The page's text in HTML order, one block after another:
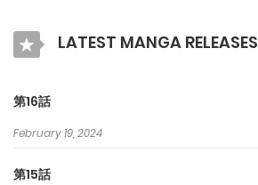
LATEST MANGA RELEASES
第16話
February 19, 2024
第15話